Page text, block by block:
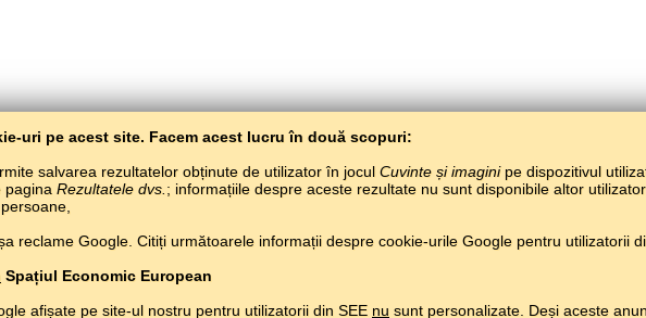
uri pe acest site. Facem acest lucru în două scopuri:
salvarea rezultatelor obținute de utilizator în jocul Cuvinte și imaginipe dispozitivul
pagina Rezultatele dvs. ; informațiile despre aceste rezultate nu sunt disponibile altor
reclame Google. Citiți următoarele informații despre cookie-urile Google pentru utilizatorii
Spațiul Economic European
afișate pe site-ul nostru pentru utilizatorii din SEE nu sunt personalizate. Deși aceste
Învață limba finlandeză gratuit. Joacă și învață limba finlandeză pe net.#